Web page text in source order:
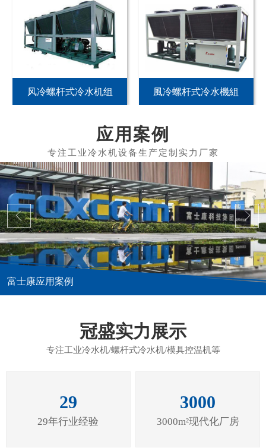
风冷螺杆式冷水机组 風冷螺杆式冷水機組
应用案例
富士康应用案例
冠盛实力展示
专注工业冷水机/螺杆式冷水机/模具控温机等
29
29年行业经验
3000
3000m²现代化厂房